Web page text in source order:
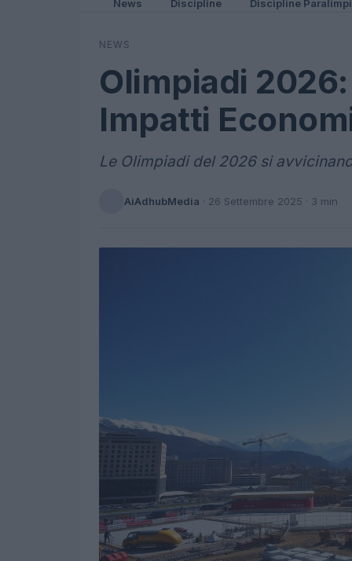
News Discipline Discipline
NEWS
Olimpiadi
Impatti
Le Olimpiadi del 2026 si
AiAdhubMedia · 26 Settembre 2025 · 3 min